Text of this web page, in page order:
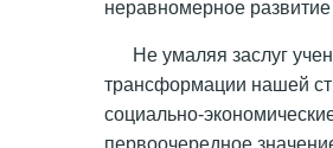
неравномерное
Не умаляя заслуг
трансформации нашей
социально-
первоочередное